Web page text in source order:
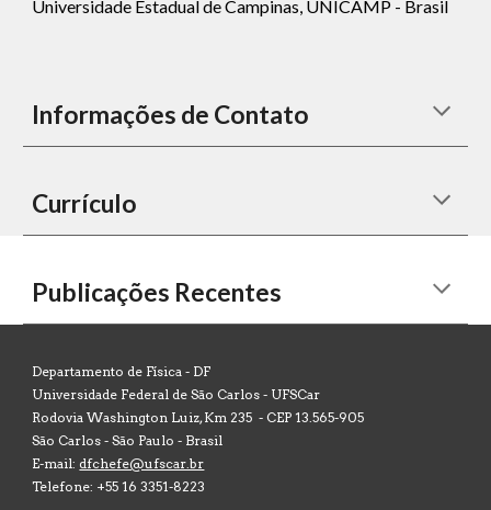
Universidade Estadual de Campinas, UNICAMP - Brasil
Informações de Contato
Currículo
Publicações Recentes
Departamento de Física - DF
Universidade Federal de São Carlos - UFSCar
Rodovia Washington Luiz, Km 235 - CEP 13.565-905
São Carlos - São Paulo - Brasil
E-mail: dfchefe@ufscar.br
Telefone: +55 16 3351-8223